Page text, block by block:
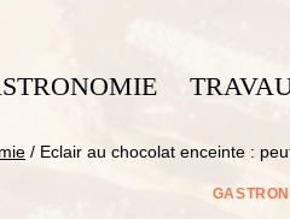
/ Eclair au chocolat enceinte :